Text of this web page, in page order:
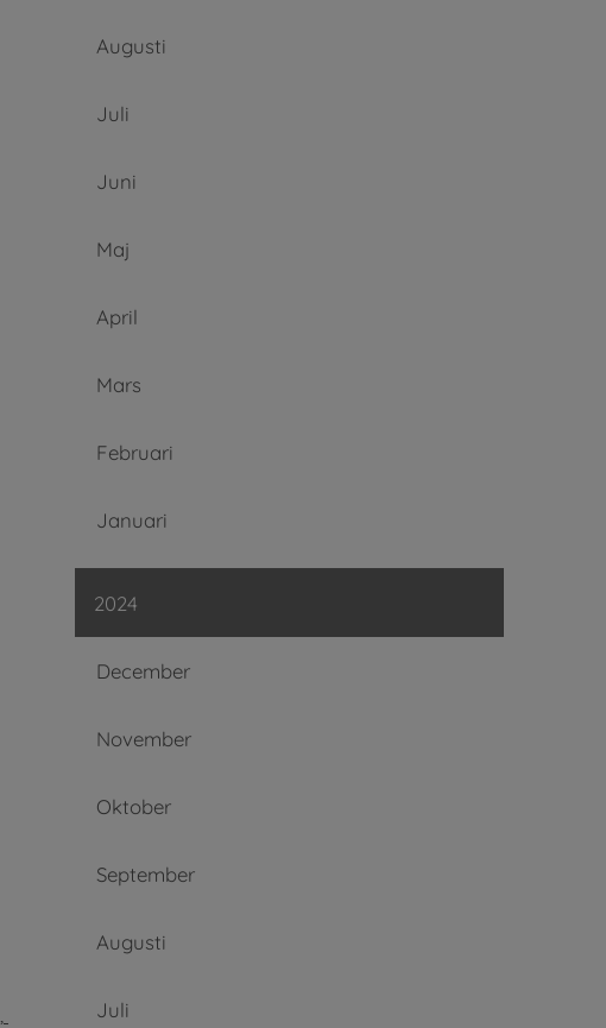
Augusti
Juli
Juni
Maj
April
Mars
Februari
Januari
2024
December
November
Oktober
September
Augusti
Juli